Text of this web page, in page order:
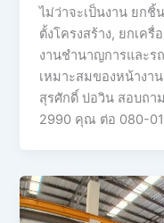
ไม่ว่าจะเป็นงาน ยกชิ้
ตั้งโครงสร้าง, ยกเค
งานชำนาญการและร
เหมาะสมของหน้างา
สุรศักดิ์ บ่อวิน สอบถา
2990 คุณ ต่อ 080-